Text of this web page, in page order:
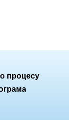
процесу